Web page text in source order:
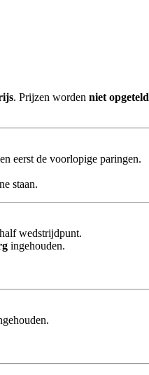
. Prijzen worden niet opgeteld
eerst de voorlopige paringen.
staan.
wedstrijdpunt.
ingehouden.